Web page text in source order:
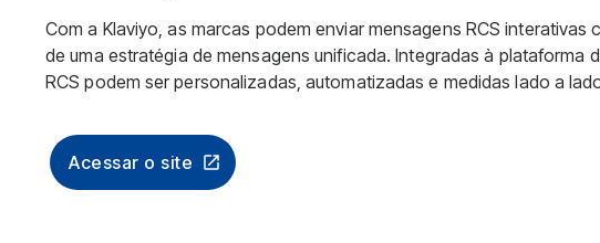
Com a Klaviyo, as marcas podem enviar mensagens RCS
de uma estratégia de mensagens unificada. Integradas à plataforma
RCS podem ser personalizadas, automatizadas e medidas lado a
Acessar o site